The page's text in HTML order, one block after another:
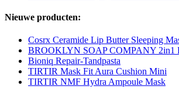
Nieuwe producten:
Cosrx Ceramide Lip Butter Sleeping
BROOKLYN SOAP COMPANY 2in1
Bioniq Repair-Tandpasta
TIRTIR Mask Fit Aura Cushion Mini
TIRTIR NMF Hydra Ampoule Mask